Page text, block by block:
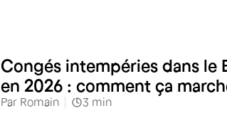
Congés intempéries dans le
en 2026 : comment ça
Par Romain 3 min